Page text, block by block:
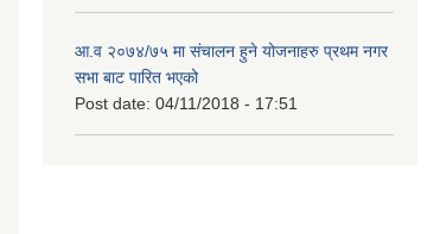
आ.व २०७४/७५ मा संचालन हुने योजनाहरु प्रथम नगर
सभा बाट पारित भएको
Post date: 04/11/2018 - 17:51